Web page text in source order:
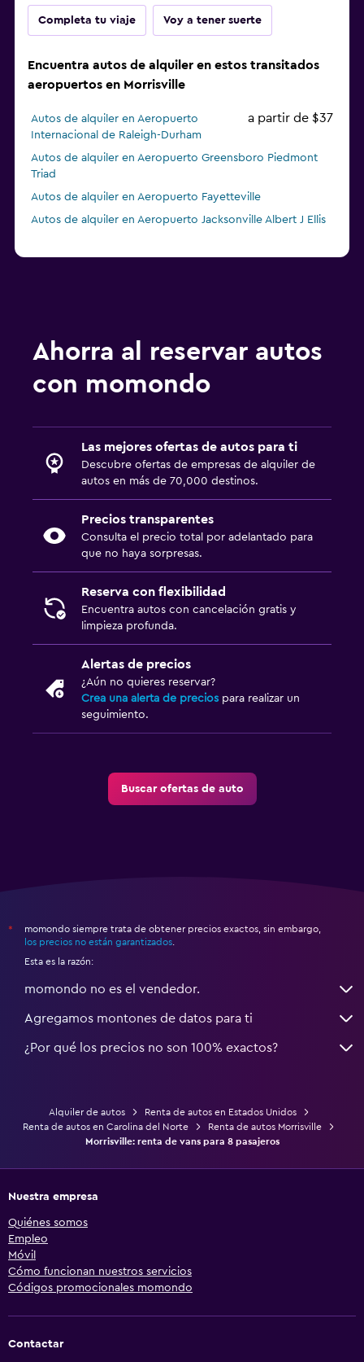
Completa tu viaje Voy a tener suerte
Encuentra autos de alquiler en estos transitados
aeropuertos en Morrisville
Autos de alquiler en Aeropuerto
Internacional de Raleigh-Durham
a partir de $37
Autos de alquiler en Aeropuerto Greensboro Piedmont
Triad
Autos de alquiler en Aeropuerto Fayetteville
Autos de alquiler en Aeropuerto Jacksonville Albert J Ellis
Ahorra al reservar autos
con momondo
Las mejores ofertas de autos para ti
Descubre ofertas de empresas de alquiler de
autos en más de 70,000 destinos.
Precios transparentes
Consulta el precio total por adelantado para
que no haya sorpresas.
Reserva con flexibilidad
Encuentra autos con cancelación gratis y
limpieza profunda.
Alertas de precios
¿Aún no quieres reservar?
Crea una alerta de precios para realizar un
seguimiento.
Buscar ofertas de auto
*
momondo siempre trata de obtener precios exactos, sin embargo,
los precios no están garantizados
Esta es la razón:
momondo no es el vendedor.
Agregamos montones de datos para ti
¿Por qué los precios no son 100% exactos?
Alquiler de autos
Renta de autos en Estados Unidos
Renta de autos en Carolina del Norte
Renta de autos Morrisville
Morrisville: renta de vans para 8 pasajeros
Nuestra empresa
Quiénes somos
Empleo
Móvil
Cómo funcionan nuestros servicios
Códigos promocionales momondo
Contactar